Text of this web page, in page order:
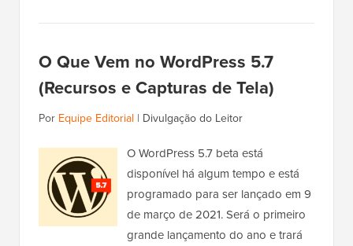
O Que Vem no WordPress 5.7
(Recursos e Capturas de Tela)
Por Equipe Editorial | Divulgação do Leitor
O WordPress 5.7 beta está
disponível há algum tempo e está
programado para ser lançado em 9
de março de 2021. Será o primeiro
grande lançamento do ano e trará